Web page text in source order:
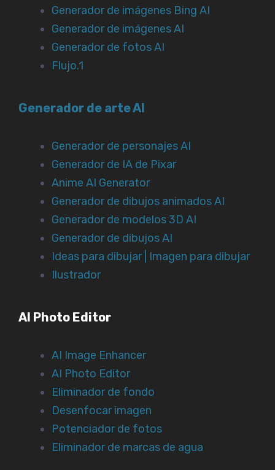
Generador de imágenes Bing AI
Generador de imágenes AI
Generador de fotos AI
Flujo.1
Generador de arte AI
Generador de personajes AI
Generador de IA de Pixar
Anime AI Generator
Generador de dibujos animados AI
Generador de modelos 3D AI
Generador de dibujos AI
Ideas para dibujar | Imagen para dibujar
Ilustrador
AI Photo Editor
AI Image Enhancer
AI Photo Editor
Eliminador de fondo
Desenfocar imagen
Potenciador de fotos
Eliminador de marcas de agua